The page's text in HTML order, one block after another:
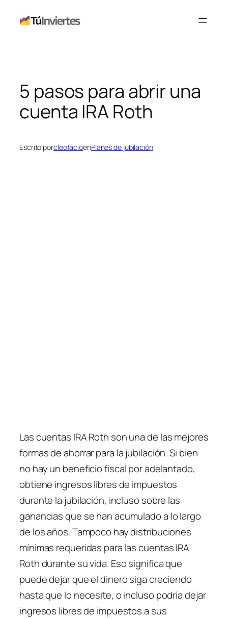
5 pasos para abrir una
cuenta IRA Roth
Escrito porcleofacioenPlanes de jubilación
Las cuentas IRA Roth son una de las mejores
formas de ahorrar para la jubilación. Si bien
no hay un beneficio fiscal por adelantado,
obtiene ingresos libres de impuestos
durante la jubilación, incluso sobre las
ganancias que se han acumulado a lo largo
de los años. Tampoco hay distribuciones
mínimas requeridas para las cuentas IRA
Roth durante su vida. Eso significa que
puede dejar que el dinero siga creciendo
hasta que lo necesite, o incluso podría dejar
ingresos libres de impuestos a sus